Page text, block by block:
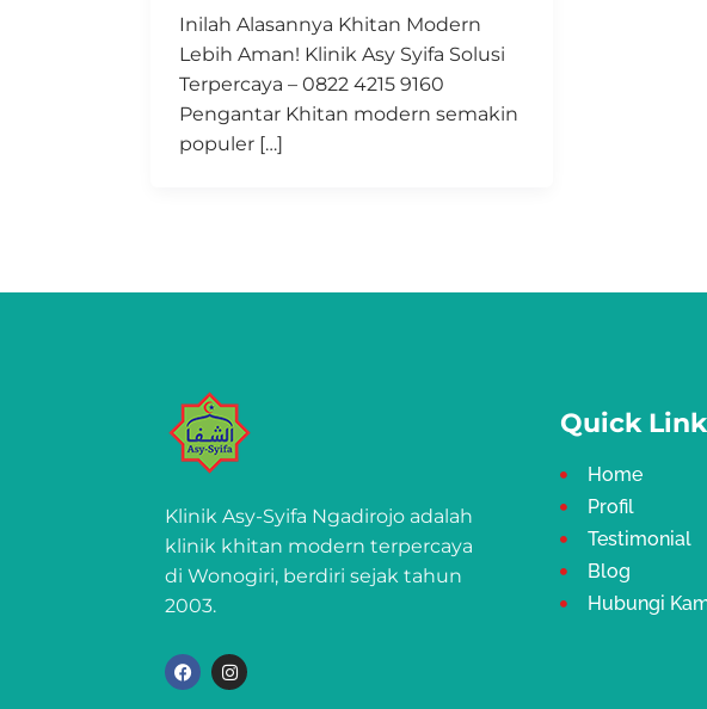
Inilah Alasannya Khitan Modern
Lebih Aman! Klinik Asy Syifa Solusi
Terpercaya – 0822 4215 9160
Pengantar Khitan modern semakin
populer […]
Klinik Asy-Syifa Ngadirojo adalah
klinik khitan modern terpercaya
di Wonogiri, berdiri sejak tahun
2003.
F
a
I
n
Quick
Home
Profil
Testimonial
Blog
Hubungi